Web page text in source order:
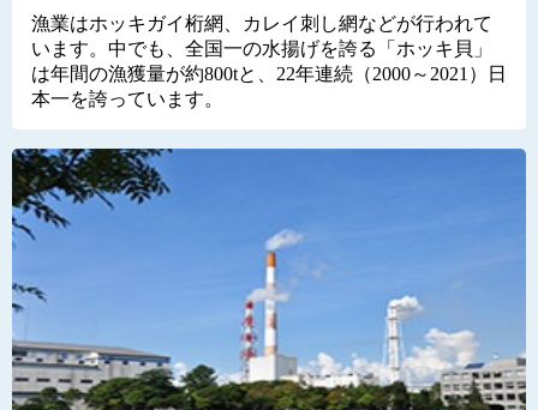
漁業はホッキガイ桁網、カレイ刺し網などが行われて
います。中でも、全国一の水揚げを誇る「ホッキ貝」
は年間の漁獲量が約800tと、22年連続（2000～2021）日
本一を誇っています。